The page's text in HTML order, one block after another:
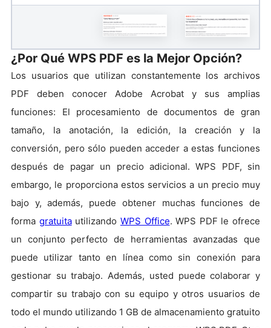
¿Por Qué WPS PDF es la Mejor Opción?
Los usuarios que utilizan constantemente los archivos
PDF deben conocer Adobe Acrobat y sus amplias
funciones: El procesamiento de documentos de gran
tamaño, la anotación, la edición, la creación y la
conversión, pero sólo pueden acceder a estas funciones
después de pagar un precio adicional. WPS PDF, sin
embargo, le proporciona estos servicios a un precio muy
bajo y, además, puede obtener muchas funciones de
forma gratuitautilizando WPS Office. WPS PDF le ofrece
un conjunto perfecto de herramientas avanzadas que
puede utilizar tanto en línea como sin conexión para
gestionar su trabajo. Además, usted puede colaborar y
compartir su trabajo con su equipo y otros usuarios de
todo el mundo utilizando 1 GB de almacenamiento gratuito